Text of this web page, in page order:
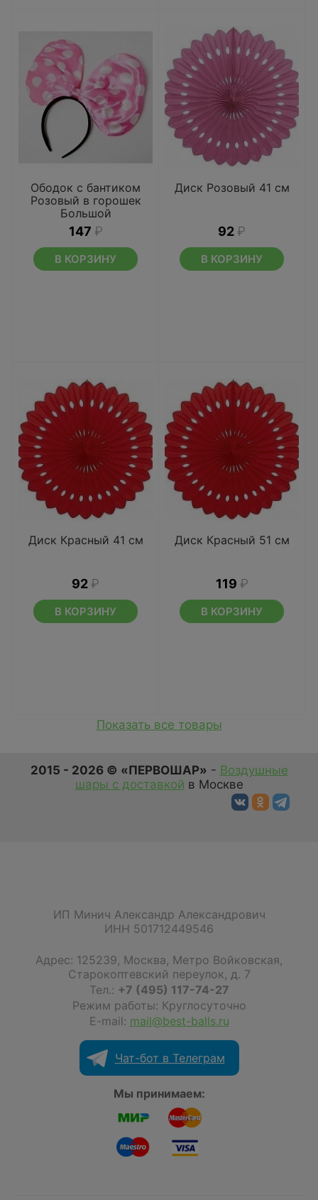
Ободок с бантиком
Розовый в горошек
Большой
147 ₽
В КОРЗИНУ
Диск Розовый 41 см
92 ₽
В КОРЗИНУ
Диск Красный 41 см
92 ₽
В КОРЗИНУ
Диск Красный 51 см
119 ₽
В КОРЗИНУ
Показать все товары
2015 - 2026 © «ПЕРВОШАР» - Воздушные
шары с доставкой в Москве
ИП Минич Александр Александрович
ИНН 501712449546
Адрес: 125239, Москва, Метро Войковская,
Старокоптевский переулок, д. 7
Тел.: +7 (495) 117-74-27
Режим работы: Круглосуточно
E-mail: mail@best-balls.ru
Чат-бот в Телеграм
Мы принимаем: